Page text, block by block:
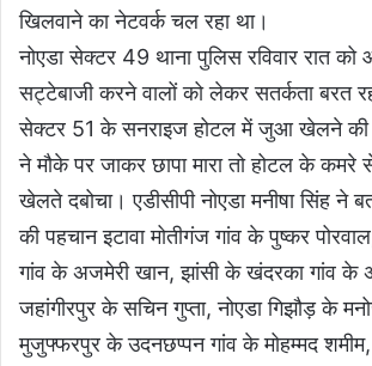
खिलवाने का नेटवर्क चल रहा था।
नोएडा सेक्टर 49 थाना पुलिस रविवार रात
सट्टेबाजी करने वालों को लेकर सतर्कता बरत
सेक्टर 51 के सनराइज होटल में जुआ खेलने की
ने मौके पर जाकर छापा मारा तो होटल के
खेलते दबोचा। एडीसीपी नोएडा मनीषा सिंह ने
की पहचान इटावा मोतीगंज गांव के पुष्कर
गांव के अजमेरी खान, झांसी के खंदरका गांव के
जहांगीरपुर के सचिन गुप्ता, नोएडा गिझौड़ के
मुजुफ्फरपुर के उदनछप्पन गांव के मोहम्मद